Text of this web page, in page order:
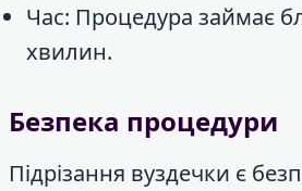
Час: Процедура займає
хвилин.
Безпека процедури
Підрізання вуздечки є